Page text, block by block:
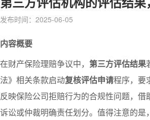
发布时间：2025-06-05
内容概要
在财产保险理赔争议中， 第三方评估结果
法》相关条款启动复核评估申请程序，要
反映保险公司拒赔行为的合规性问题，
诉讼或仲裁明确责任划分。值得注意的是